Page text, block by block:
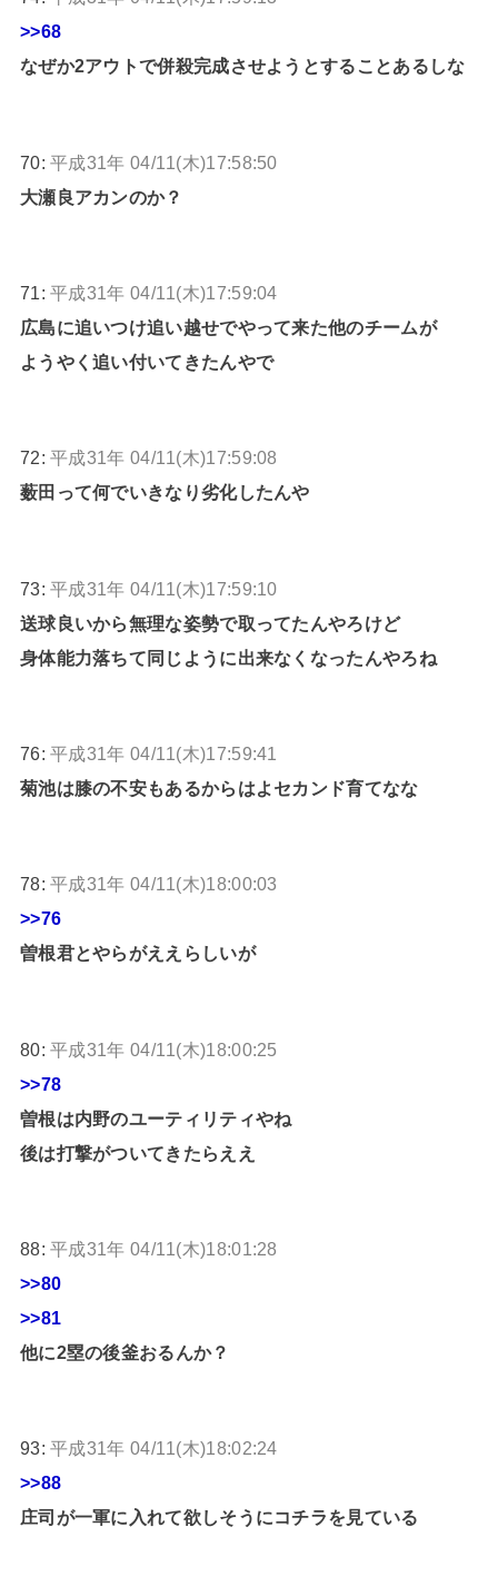
>>68
なぜか2アウトで併殺完成させようとすることあるしな
70:平成31年 04/11(木)17:58:50
大瀬良アカンのか？
71:平成31年 04/11(木)17:59:04
広島に追いつけ追い越せでやって来た他のチームが
ようやく追い付いてきたんやで
72:平成31年 04/11(木)17:59:08
薮田って何でいきなり劣化したんや
73:平成31年 04/11(木)17:59:10
送球良いから無理な姿勢で取ってたんやろけど
身体能力落ちて同じように出来なくなったんやろね
76:平成31年 04/11(木)17:59:41
菊池は膝の不安もあるからはよセカンド育てなな
78:平成31年 04/11(木)18:00:03
>>76
曽根君とやらがええらしいが
80:平成31年 04/11(木)18:00:25
>>78
曽根は内野のユーティリティやね
後は打撃がついてきたらええ
88:平成31年 04/11(木)18:01:28
>>80
>>81
他に2塁の後釜おるんか？
93:平成31年 04/11(木)18:02:24
>>88
庄司が一軍に入れて欲しそうにコチラを見ている